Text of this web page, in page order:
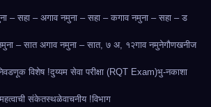
– सहा – अगाव नमुना – सहा – कगाव नमुना – सहा – ड
– सात अगाव नमुना – सात, ७ अ, १२गाव नमुनेगौणखनीज
विशेष !दुय्यम सेवा परीक्षा (RQT Exam)भु-नकाशा
महत्वाची संकेतस्थळेवाचनीय !विभाग